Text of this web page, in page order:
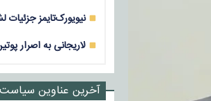
نیویورک‌تایمز
لاریجانی به اصرار
آخرین عناوین سیاست